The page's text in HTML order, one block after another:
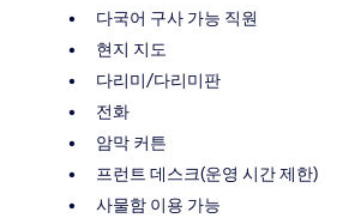
다국어 구사 가능 직원
현지 지도
다리미/다리미판
전화
암막 커튼
프런트 데스크(운영 시간 제한)
사물함 이용 가능